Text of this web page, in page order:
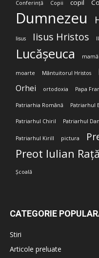
Conferință Copii copil
Dumnezeu
Iisus Iisus Hristos
Lucășeuca mamă
moarte Mântuitorul Hristos
Orhei ortodoxia Papa
Patriarhia Română Patriarhul
Patriarhul Chiril Patriarhul
Patriarhul Kirill pictura
Preot Iulian Rață
Școală
CATEGORIE
Stiri
Articole preluate